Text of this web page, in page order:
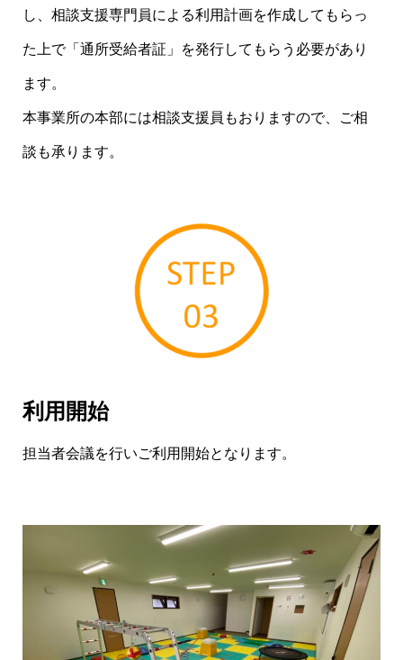
し、相談支援専門員による利用計画を作成してもらっ
た上で「通所受給者証」を発行してもらう必要があり
ます。
本事業所の本部には相談支援員もおりますので、ご相
談も承ります。
利用開始
担当者会議を行いご利用開始となります。